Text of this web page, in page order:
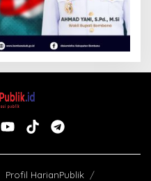
Profil HarianPublik